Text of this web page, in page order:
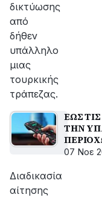
δικτύωσης
από
δήθεν
υπάλληλο
μιας
τουρκικής
τράπεζας.
ΕΩΣ
ΤΗΝ
07 Νοε
Διαδικασία
αίτησης